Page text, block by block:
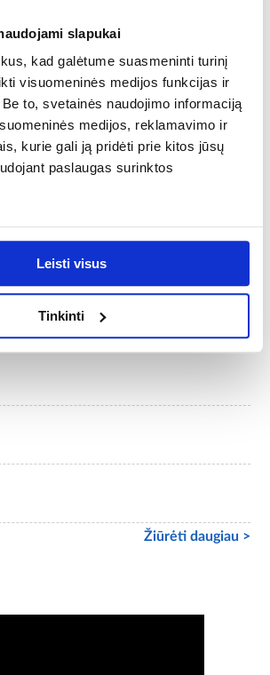
slapukai
kad galėtume suasmeninti turinį
visuomeninės medijos funkcijas ir
to, svetainės naudojimo informaciją
medijos, reklamavimo ir
kurie gali ją pridėti prie kitos jūsų
paslaugas surinktos
Leisti visus
Tinkinti
Žiūrėti daugiau >